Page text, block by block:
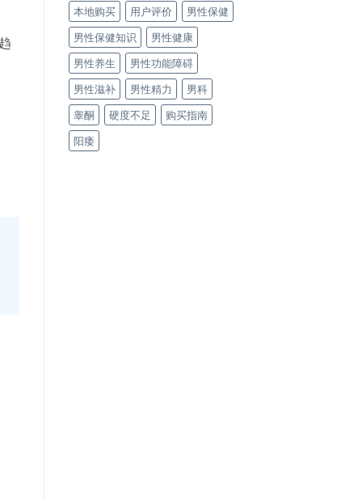
本地购买
用户评价
男性保健
男性保健知识
男性健康
男性养生
男性功能障碍
男性滋补
男性精力
男科
睾酮
硬度不足
购买指南
阳痿